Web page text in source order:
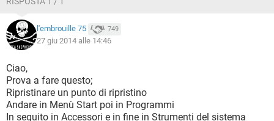
sfondo del desktop utilizzando una foto in cartella,
premendo col destro e impostando l'immagine come sfondo
del desktop e ha funzionato, non ha dato risultati invece
provare a trascinare le cartelle sul desktop)
l'embrouille 75 749
27 giu 2014 alle 14:46
Ciao,
Prova a fare questo;
Ripristinare un punto di ripristino
Andare in Menù Start poi in Programmi
In seguito in Accessori e in fine in Strumenti del sistema